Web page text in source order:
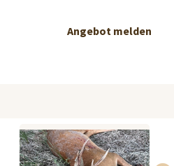
Angebot melden